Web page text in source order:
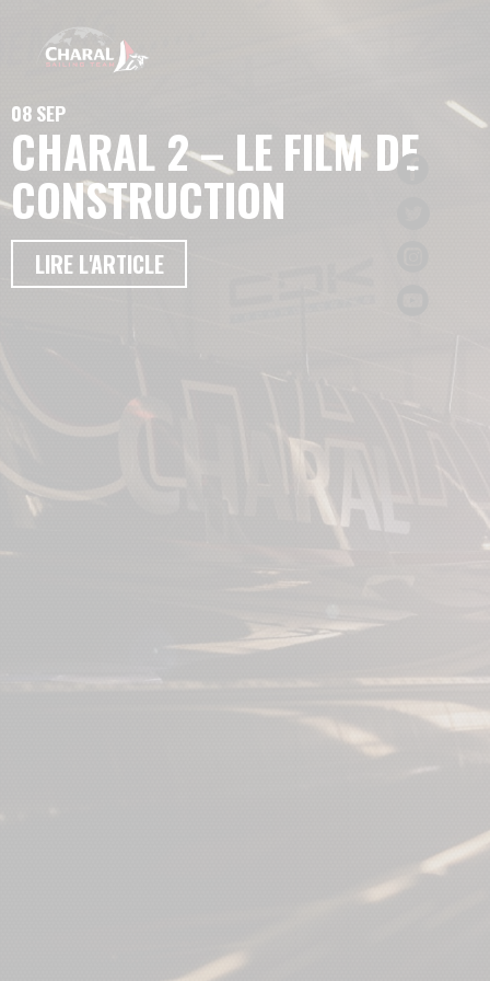
08 SEP
CHARAL 2 – LE FILM DE
CONSTRUCTION
LIRE L'ARTICLE